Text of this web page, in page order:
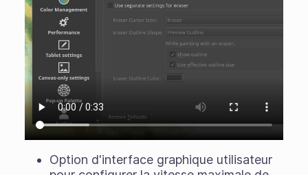
Option d'interface graphique utilisateur